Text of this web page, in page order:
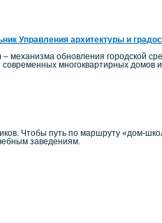
Управления архитектуры и
механизма обновления городской
многоквартирных домов
Чтобы путь по маршруту «дом-
заведениям.